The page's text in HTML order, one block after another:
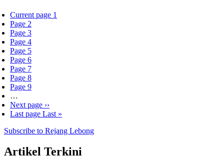
Current page 1
Page 2
Page 3
Page 4
Page 5
Page 6
Page 7
Page 8
Page 9
…
Next page ››
Last page Last »
Subscribe to Rejang Lebong
Artikel Terkini